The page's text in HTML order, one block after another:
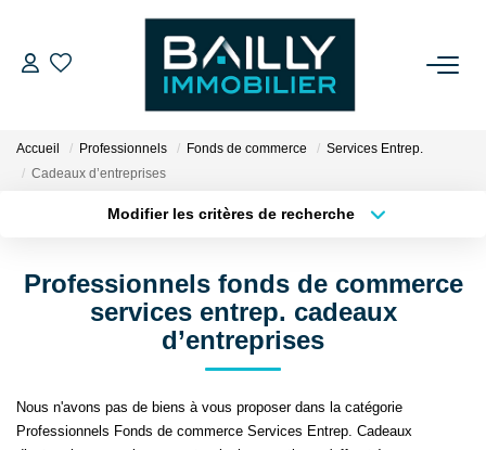
ACHETER
NOS AGENCES
Qui Sommes Nous
Nos Partenaires
Accueil Professionnels Fonds de commerce
Services Entrep.
Cadeaux d’entreprises
Modifier les critères de recherche
Sélectionnez...
Type de bien
Créer une alerte
Professionnels fonds de commerce
services entrep. cadeaux
d’entreprises
Nous n'avons pas de biens à vous proposer dans la catégorie
Professionnels Fonds de commerce Services Entrep. Cadeaux